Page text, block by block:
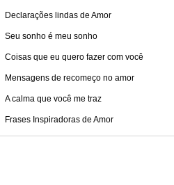
Declarações lindas de Amor
Seu sonho é meu sonho
Coisas que eu quero fazer com você
Mensagens de recomeço no amor
A calma que você me traz
Frases Inspiradoras de Amor